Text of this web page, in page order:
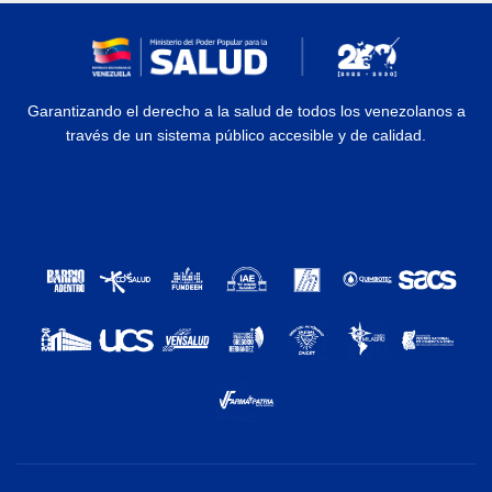
Garantizando el derecho a la salud de todos los venezolanos a
través de un sistema público accesible y de calidad.